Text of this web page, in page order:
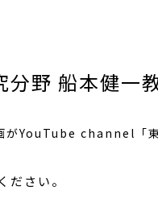
野 船本健一
がYouTube channel
さい。